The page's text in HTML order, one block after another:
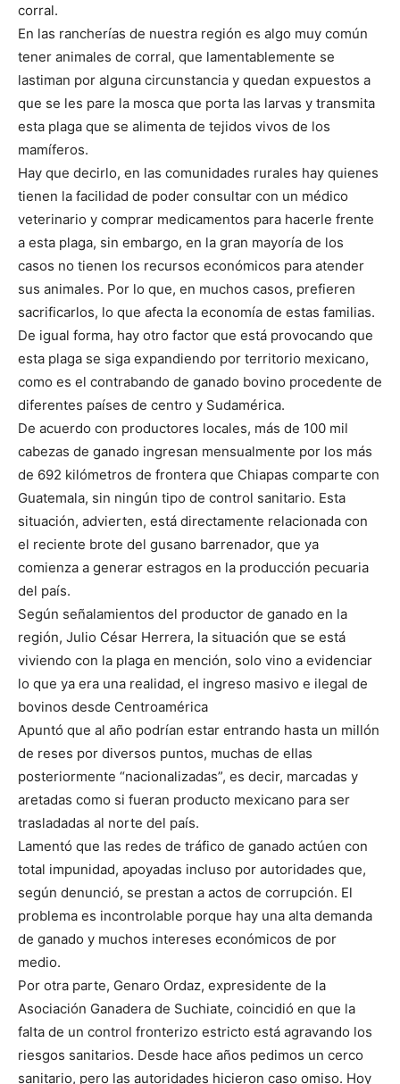
corral.
En las rancherías de nuestra región es algo muy común
tener animales de corral, que lamentablemente se
lastiman por alguna circunstancia y quedan expuestos a
que se les pare la mosca que porta las larvas y transmita
esta plaga que se alimenta de tejidos vivos de los
mamíferos.
Hay que decirlo, en las comunidades rurales hay quienes
tienen la facilidad de poder consultar con un médico
veterinario y comprar medicamentos para hacerle frente
a esta plaga, sin embargo, en la gran mayoría de los
casos no tienen los recursos económicos para atender
sus animales. Por lo que, en muchos casos, prefieren
sacrificarlos, lo que afecta la economía de estas familias.
De igual forma, hay otro factor que está provocando que
esta plaga se siga expandiendo por territorio mexicano,
como es el contrabando de ganado bovino procedente de
diferentes países de centro y Sudamérica.
De acuerdo con productores locales, más de 100 mil
cabezas de ganado ingresan mensualmente por los más
de 692 kilómetros de frontera que Chiapas comparte con
Guatemala, sin ningún tipo de control sanitario. Esta
situación, advierten, está directamente relacionada con
el reciente brote del gusano barrenador, que ya
comienza a generar estragos en la producción pecuaria
del país.
Según señalamientos del productor de ganado en la
región, Julio César Herrera, la situación que se está
viviendo con la plaga en mención, solo vino a evidenciar
lo que ya era una realidad, el ingreso masivo e ilegal de
bovinos desde Centroamérica
Apuntó que al año podrían estar entrando hasta un millón
de reses por diversos puntos, muchas de ellas
posteriormente “nacionalizadas”, es decir, marcadas y
aretadas como si fueran producto mexicano para ser
trasladadas al norte del país.
Lamentó que las redes de tráfico de ganado actúen con
total impunidad, apoyadas incluso por autoridades que,
según denunció, se prestan a actos de corrupción. El
problema es incontrolable porque hay una alta demanda
de ganado y muchos intereses económicos de por
medio.
Por otra parte, Genaro Ordaz, expresidente de la
Asociación Ganadera de Suchiate, coincidió en que la
falta de un control fronterizo estricto está agravando los
riesgos sanitarios. Desde hace años pedimos un cerco
sanitario, pero las autoridades hicieron caso omiso. Hoy